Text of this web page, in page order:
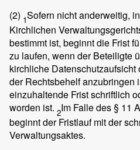
(2) 1Sofern nicht anderweitig,
Kirchlichen
bestimmt ist, beginnt die Frist
zu laufen, wenn der Beteiligte
kirchliche
der Rechtsbehelf anzubringen
einzuhaltende Frist schriftlich
worden ist. 2Im Falle des § 11
beginnt der Fristlauf mit der
Verwaltungsaktes.